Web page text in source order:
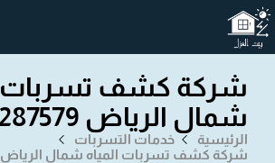
شركة كشف تسربات
شمال الرياض 0502287579
الرئيسية
خدمات التسربات
شركة كشف تسربات المياه شمال الرياض 0502287579